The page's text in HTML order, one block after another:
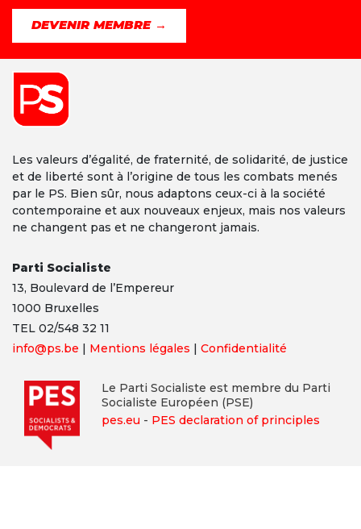
Les valeurs d’égalité, de fraternité, de solidarité, de justice
et de liberté sont à l’origine de tous les combats menés
par le PS. Bien sûr, nous adaptons ceux-ci à la société
contemporaine et aux nouveaux enjeux, mais nos valeurs
ne changent pas et ne changeront jamais.
Parti Socialiste
13, Boulevard de l’Empereur
1000 Bruxelles
TEL 02/548 32 11
info@ps.be | Mentions légales | Confidentialité
Le Parti Socialiste est membre du Parti
Socialiste Européen (PSE)
pes.eu - PES declaration of principles
DEVENIR MEMBRE →